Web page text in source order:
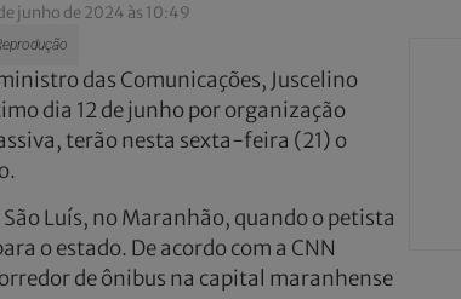
junho de 2024 às 10:49
das Comunicações, Juscelino
dia 12 de junho por organização
terão nesta sexta-feira (21) o
Luís, no Maranhão, quando o petista
o estado. De acordo com a CNN
de ônibus na capital maranhense